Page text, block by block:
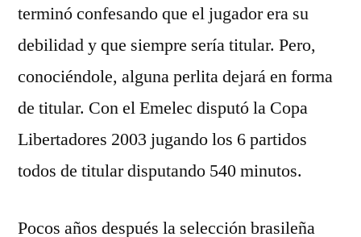
terminó confesando que el jugador era su
debilidad y que siempre sería titular. Pero,
conociéndole, alguna perlita dejará en forma
de titular. Con el Emelec disputó la Copa
Libertadores 2003 jugando los 6 partidos
todos de titular disputando 540 minutos.
Pocos años después la selección brasileña